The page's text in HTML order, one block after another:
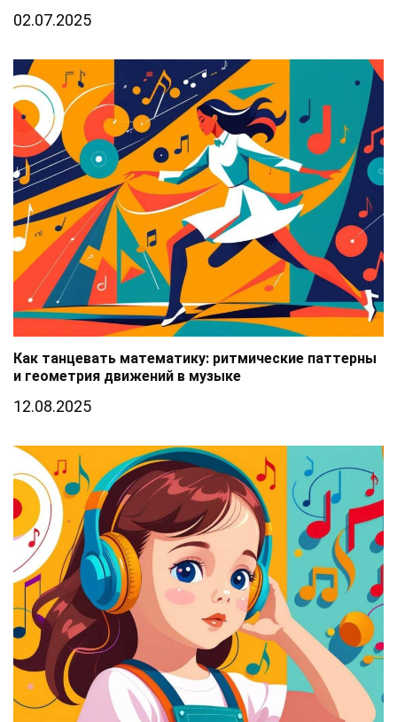
02.07.2025
Как танцевать математику: ритмические паттерны
и геометрия движений в музыке
12.08.2025